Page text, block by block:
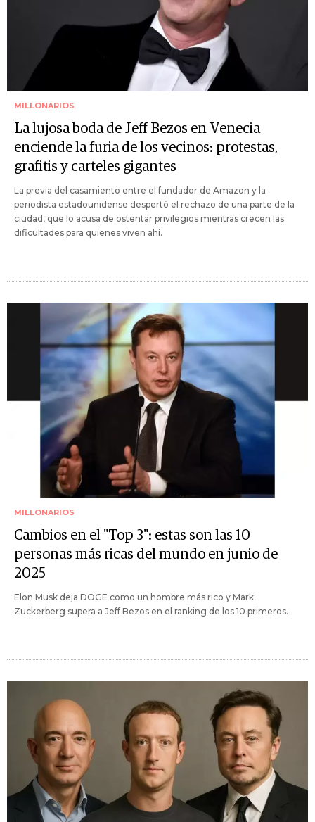
MILLONARIOS
La lujosa boda de Jeff Bezos en Venecia
enciende la furia de los vecinos: protestas,
grafitis y carteles gigantes
La previa del casamiento entre el fundador de Amazon y la
periodista estadounidense despertó el rechazo de una parte de la
ciudad, que lo acusa de ostentar privilegios mientras crecen las
dificultades para quienes viven ahí.
MILLONARIOS
Cambios en el "Top 3": estas son las 10
personas más ricas del mundo en junio de
2025
Elon Musk deja DOGE como un hombre más rico y Mark
Zuckerberg supera a Jeff Bezos en el ranking de los 10 primeros.